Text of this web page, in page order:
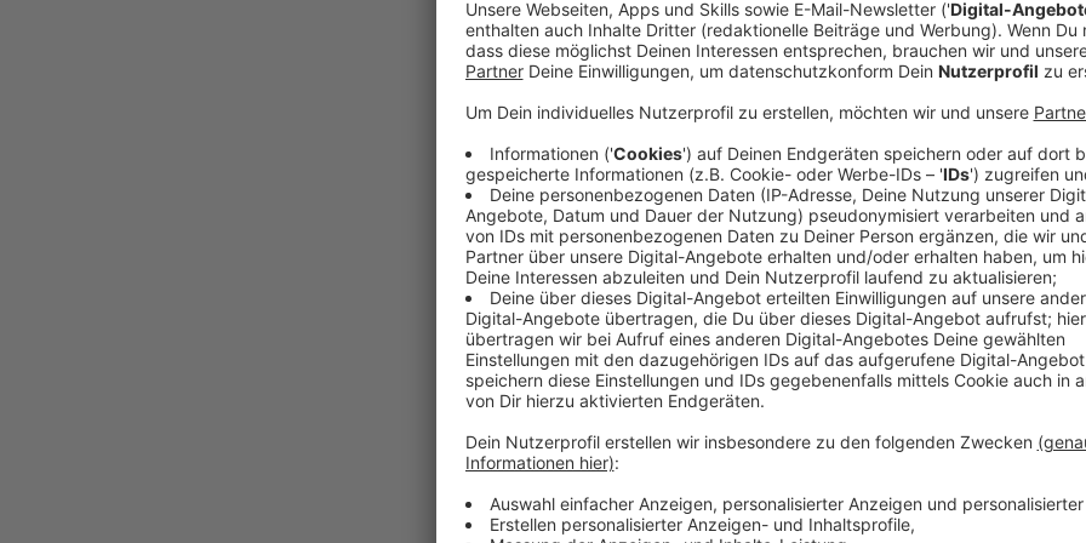
Die Kampagne ist der Tatsache geschuldet, dass
den Taschendiebstählen gibt. Innenminister Reul
auf, gerade jetzt in den Monaten vor Weihnachten.
verdoppelt, so Reul.
Anzeige
NRW-Innenminister Herbert Reul
Infos zu den Tätern, die hier zuschlagen
Anzeige
Reul war in der Vergangenheit schon selbst Opfer